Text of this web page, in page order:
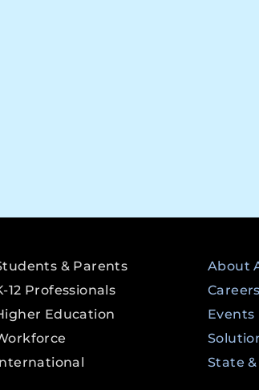
& Parents
12 Professionals
Education
About
Careers
Events
State